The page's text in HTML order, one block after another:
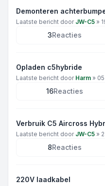
Demonteren
Laatste bericht door JW-C5 »
3Reacties
Opladen c5hybride
Laatste bericht door Harm »
16Reacties
Verbruik C5 Aircross
Laatste bericht door JW-C5 »
8Reacties
220V laadkabel